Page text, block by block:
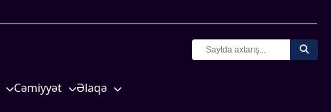
Cəmiyyət Əlaqə